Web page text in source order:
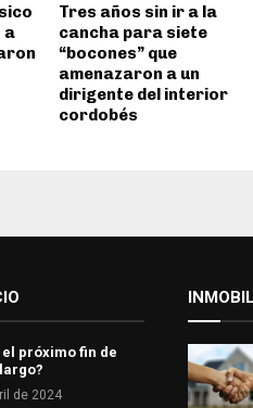
a
Tres años sin ir a la
cancha para siete
“bocones” que
amenazaron a un
dirigente del interior
cordobés
el próximo fin de
de 2024